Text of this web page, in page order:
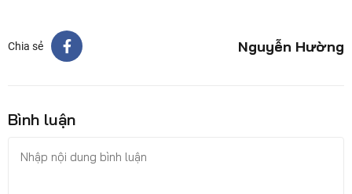
Chia sẻ Nguyễn Hường
Bình luận